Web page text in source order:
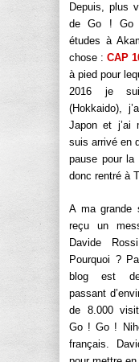
Depuis, plus
de Go ! Go
études à
chose :CAP
à pied pour
2016 je
(Hokkaido),
Japon et j’ai
suis arrivé en
pause pour la
donc rentré à
A ma grande
reçu un
Davide
Pourquoi ?
blog est
passant
de 8.000
Go ! Go !
français.